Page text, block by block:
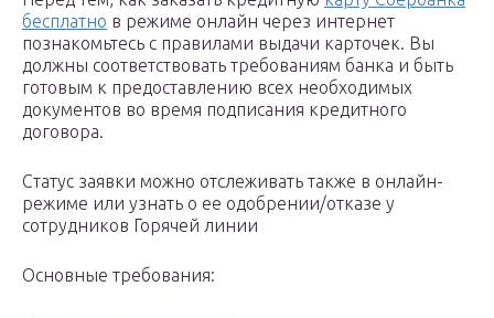
бесплатно в режиме онлайн через интернет
познакомьтесь с правилами выдачи карточек. Вы
должны соответствовать требованиям банка и быть
готовым к предоставлению всех необходимых
документов во время подписания кредитного
договора.
Статус заявки можно отслеживать также в онлайн-
режиме или узнать о ее одобрении/отказе у
сотрудников Горячей линии
Основные требования: